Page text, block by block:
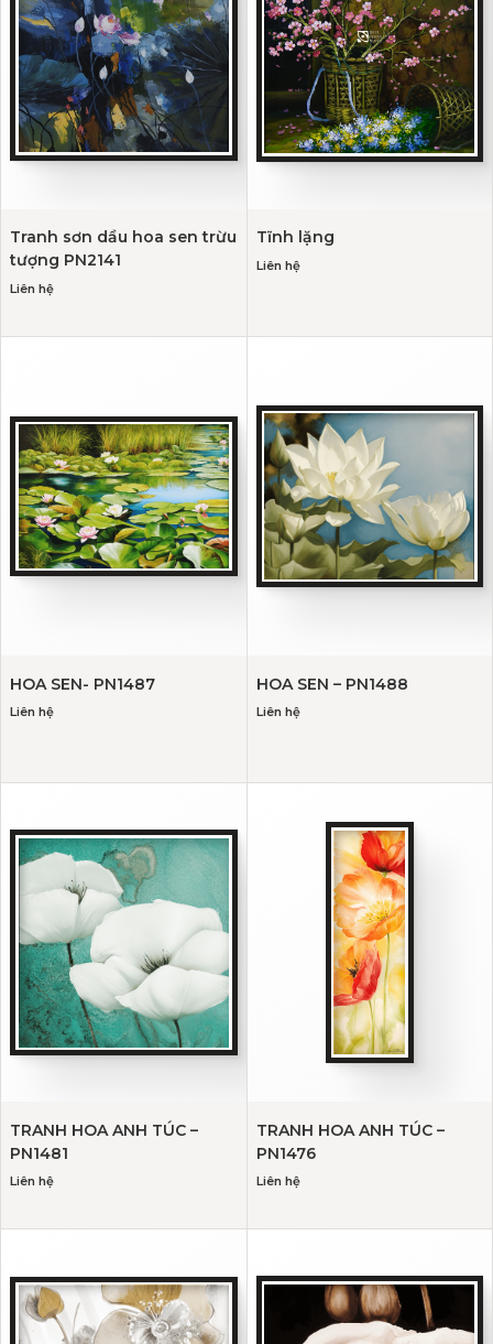
Tranh sơn dầu hoa sen trừu
tượng PN2141
Liên hệ
Tĩnh lặng
Liên hệ
HOA SEN- PN1487
Liên hệ
HOA SEN – PN1488
Liên hệ
TRANH HOA ANH TÚC –
PN1481
Liên hệ
TRANH HOA ANH TÚC –
PN1476
Liên hệ